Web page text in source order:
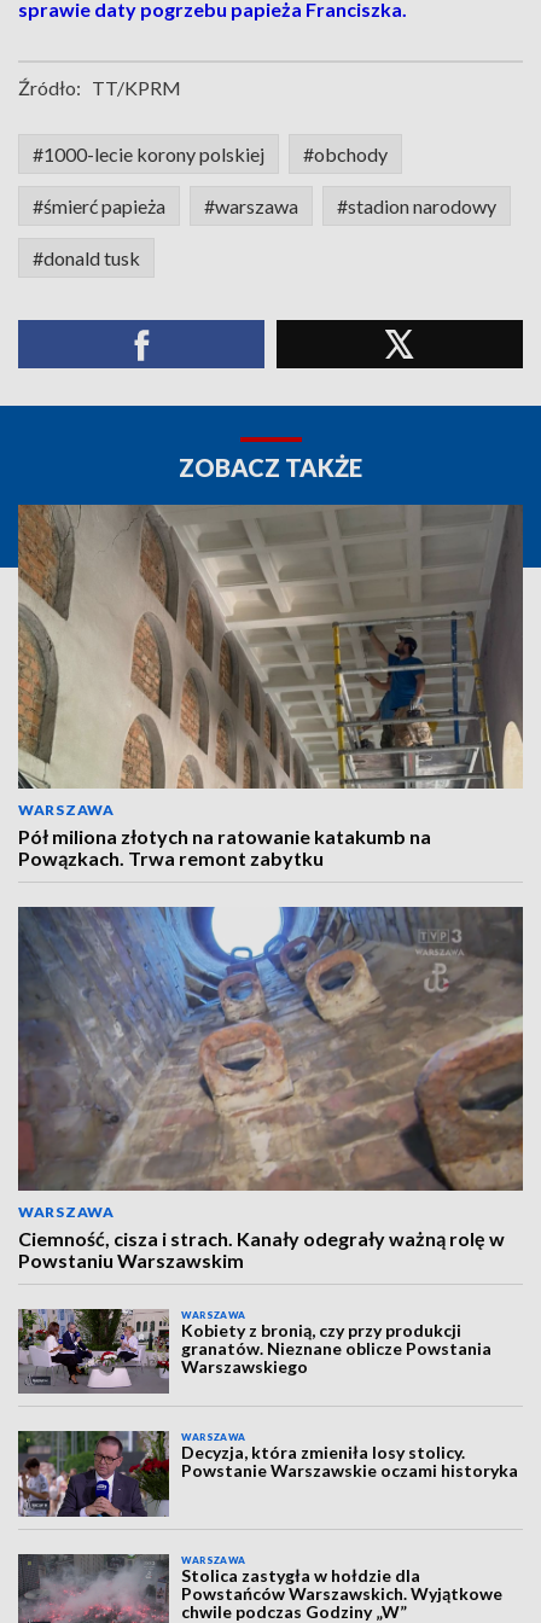
sprawie daty pogrzebu papieża Franciszka.
Źródło: TT/KPRM
#1000-lecie korony polskiej #obchody
#śmierć papieża #warszawa #stadion narodowy
#donald tusk
ZOBACZ TAKŻE
WARSZAWA
Pół miliona złotych na ratowanie katakumb na
Powązkach. Trwa remont zabytku
WARSZAWA
Ciemność, cisza i strach. Kanały odegrały ważną rolę w
Powstaniu Warszawskim
WARSZAWA
Kobiety z bronią, czy przy produkcji
granatów. Nieznane oblicze Powstania
Warszawskiego
WARSZAWA
Decyzja, która zmieniła losy stolicy.
Powstanie Warszawskie oczami historyka
WARSZAWA
Stolica zastygła w hołdzie dla
Powstańców Warszawskich. Wyjątkowe
chwile podczas Godziny „W”